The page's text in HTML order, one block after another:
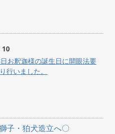
10
お釈迦様の誕生日に開眼法要
行いました。
子・狛犬造立へ〇